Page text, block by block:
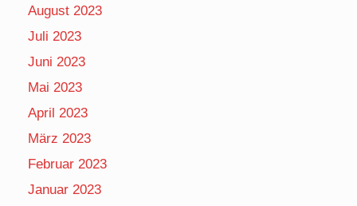
August 2023
Juli 2023
Juni 2023
Mai 2023
April 2023
März 2023
Februar 2023
Januar 2023